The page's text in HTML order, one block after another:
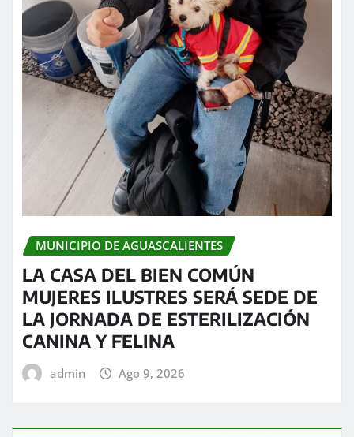
MUNICIPIO DE AGUASCALIENTES
LA CASA DEL BIEN COMÚN
MUJERES ILUSTRES SERÁ SEDE DE
LA JORNADA DE ESTERILIZACIÓN
CANINA Y FELINA
admin Ago 9, 2026